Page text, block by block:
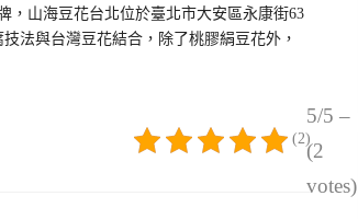
，山海豆花台北位於臺北市大安區永康街63
法與台灣豆花結合，除了桃膠絹豆花外，
5/5 –
(2
votes)
(2)